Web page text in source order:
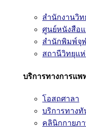
สำนักงานวิ
ศูนย์หนังสือ
สำนักพิมพ์จุ
สถานีวิทยุแห่
บริการทางการแพ
โอสถศาลา
บริการทางทั
คลินิกกายภ